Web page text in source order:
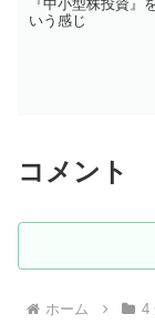
『中小型株投資』
いう感じ
コメント
ホーム 4